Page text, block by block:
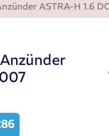
ASTRA-H 1.6